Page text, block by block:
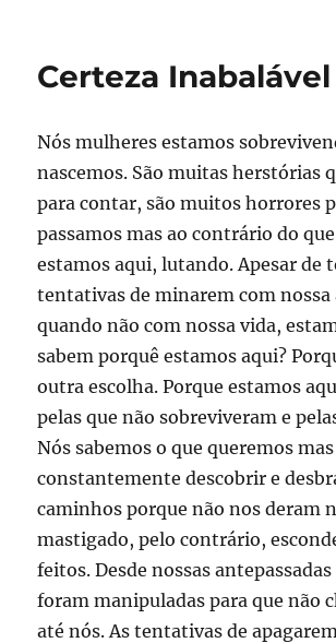
Certeza Inabalável
Nós mulheres estamos
nascemos. São muitas herstórias
para contar, são muitos horrores
passamos mas ao contrário do
estamos aqui, lutando. Apesar de
tentativas de minarem com
quando não com nossa vida,
sabem porquê estamos aqui?
outra escolha. Porque estamos
pelas que não sobreviveram e
Nós sabemos o que queremos
constantemente descobrir e
caminhos porque não nos deram
mastigado, pelo contrário,
feitos. Desde nossas
foram manipuladas para que não
até nós. As tentativas de